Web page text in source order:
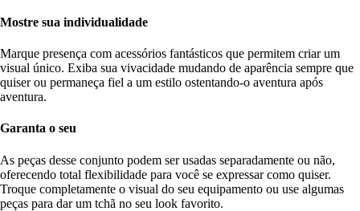
Mostre sua individualidade
Marque presença com acessórios fantásticos que permitem criar um
visual único. Exiba sua vivacidade mudando de aparência sempre que
quiser ou permaneça fiel a um estilo ostentando-o aventura após
aventura.
Garanta o seu
As peças desse conjunto podem ser usadas separadamente ou não,
oferecendo total flexibilidade para você se expressar como quiser.
Troque completamente o visual do seu equipamento ou use algumas
peças para dar um tchã no seu look favorito.